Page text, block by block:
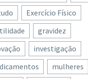
Exercício Físico
gravidez
investigação
mulheres